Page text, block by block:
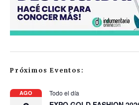
Próximos Eventos:
AGO Todo el día